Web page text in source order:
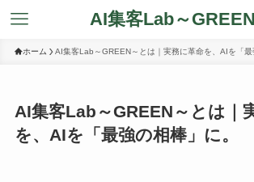
AI集客Lab～
ホーム AI集客Lab～GREEN～とは｜実務に革命を、AIを「最
AI集客Lab～GREEN～とは｜
を、AIを「最強の相棒」に。